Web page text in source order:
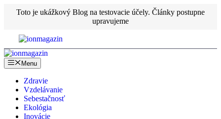
Preskočiť
Toto je ukážkový Blog na testovacie účely. Články postupne
upravujeme
Menu
Zdravie
Vzdelávanie
Sebestačnosť
Ekológia
Inovácie